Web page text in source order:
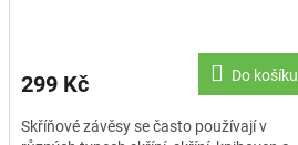
299 Kč Do košíku
Skříňové závěsy se často používají v